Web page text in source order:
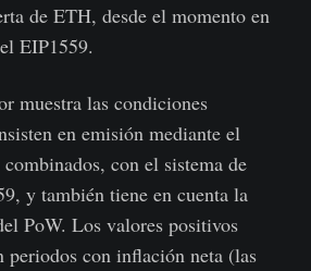
de ETH, desde el momento en
EIP1559.
muestra las condiciones
en emisión mediante el
con el sistema de
y también tiene en cuenta la
PoW. Los valores positivos
periodos con inflación neta (las